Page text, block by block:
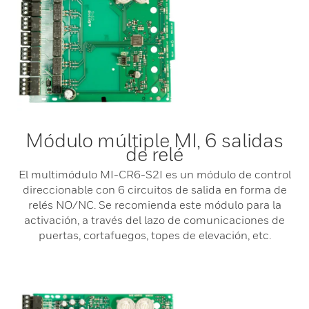
Módulo múltiple MI, 6 salidas
de relé
El multimódulo MI-CR6-S2I es un módulo de control
direccionable con 6 circuitos de salida en forma de
relés NO/NC. Se recomienda este módulo para la
activación, a través del lazo de comunicaciones de
puertas, cortafuegos, topes de elevación, etc.